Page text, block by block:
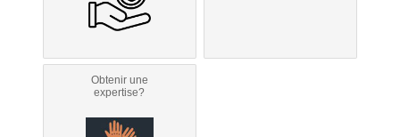
Obtenir une
expertise?